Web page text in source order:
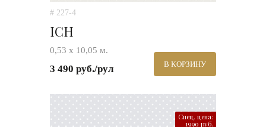
# 227-4
ICH
0,53 х 10,05 м.
3 490 руб./рул В КОРЗИНУ
Спец. цена:
1990 руб.